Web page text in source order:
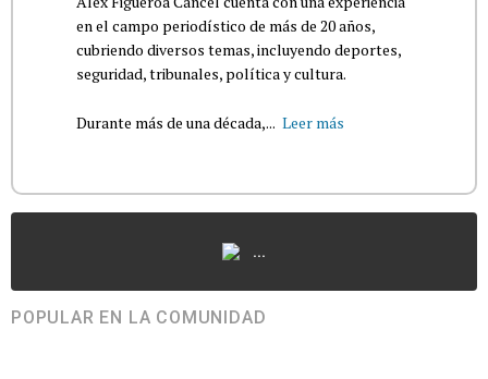
en el campo periodístico de más de 20 años,
cubriendo diversos temas, incluyendo deportes,
seguridad, tribunales, política y cultura.
Durante más de una década,... Leer más
...
POPULAR EN LA COMUNIDAD